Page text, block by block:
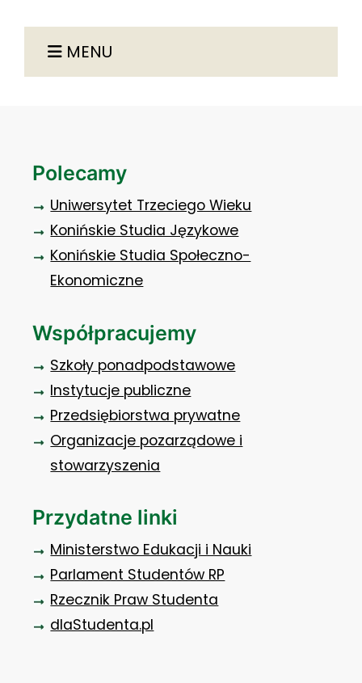
MENU
Polecamy
Uniwersytet Trzeciego Wieku
Konińskie Studia Językowe
Konińskie Studia Społeczno-
Ekonomiczne
Współpracujemy
Szkoły ponadpodstawowe
Instytucje publiczne
Przedsiębiorstwa prywatne
Organizacje pozarządowe i
stowarzyszenia
Przydatne linki
Ministerstwo Edukacji i Nauki
Parlament Studentów RP
Rzecznik Praw Studenta
dlaStudenta.pl